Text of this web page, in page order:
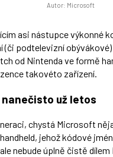
Autor: Microsoft
asi nástupce výkonné
(či podtelevizní
od Nintenda ve formě
takovéto zařízení.
už letos
chystá Microsoft
jehož kódové
nebude úplně čistě